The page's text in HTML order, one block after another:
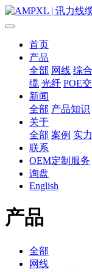
首页
产品
全部 网线 综
缆 光纤 POE
新闻
全部 产品知识
关于
全部 案例 实
联系
OEM定制服务
询盘
English
产品
全部
网线